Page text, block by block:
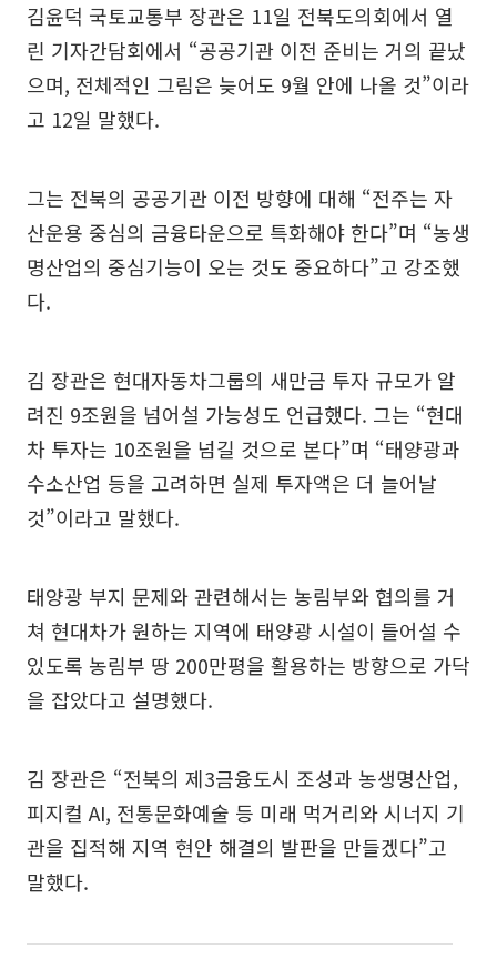
김윤덕 국토교통부 장관은 11일 전북도의회에서 열
린 기자간담회에서 “공공기관 이전 준비는 거의 끝났
으며, 전체적인 그림은 늦어도 9월 안에 나올 것”이라
고 12일 말했다.
그는 전북의 공공기관 이전 방향에 대해 “전주는 자
산운용 중심의 금융타운으로 특화해야 한다”며 “농생
명산업의 중심기능이 오는 것도 중요하다”고 강조했
다.
김 장관은 현대자동차그룹의 새만금 투자 규모가 알
려진 9조원을 넘어설 가능성도 언급했다. 그는 “현대
차 투자는 10조원을 넘길 것으로 본다”며 “태양광과
수소산업 등을 고려하면 실제 투자액은 더 늘어날
것”이라고 말했다.
태양광 부지 문제와 관련해서는 농림부와 협의를 거
쳐 현대차가 원하는 지역에 태양광 시설이 들어설 수
있도록 농림부 땅 200만평을 활용하는 방향으로 가닥
을 잡았다고 설명했다.
김 장관은 “전북의 제3금융도시 조성과 농생명산업,
피지컬 AI, 전통문화예술 등 미래 먹거리와 시너지 기
관을 집적해 지역 현안 해결의 발판을 만들겠다”고
말했다.